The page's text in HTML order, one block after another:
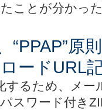
ことが分かっ
“PPAP”
ードURL
するため、メー
スワード付き